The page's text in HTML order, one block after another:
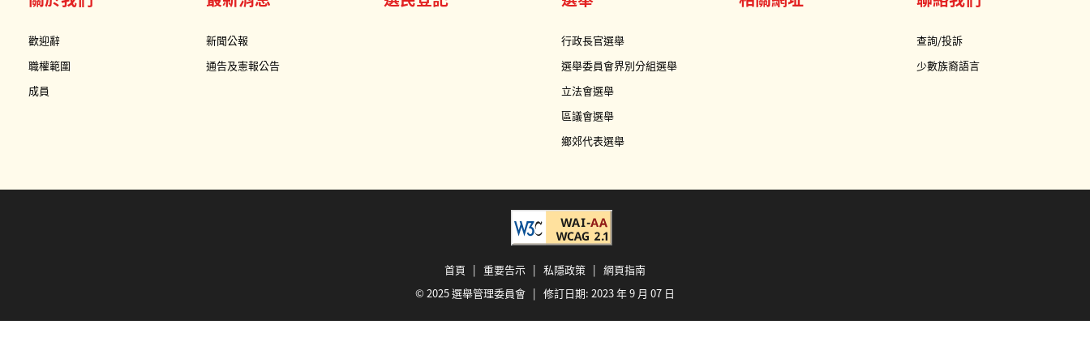
歡迎辭
職權範圍
成員
新聞公報
通告及憲報公告
行政長官選舉
選舉委員會界別分組選舉
立法會選舉
區議會選舉
鄉郊代表選舉
查詢/投訴
少數族裔語言
首頁 | 重要告示 | 私隱政策 | 網頁指南
© 2025 選舉管理委員會 | 修訂日期: 2023 年 9 月 07 日